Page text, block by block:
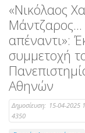
«Νικόλαος
Μάντζαρος...
απέναντι»:
συμμετοχή
Αθηνών
Δημοσίευση: 15-04-2025
4350